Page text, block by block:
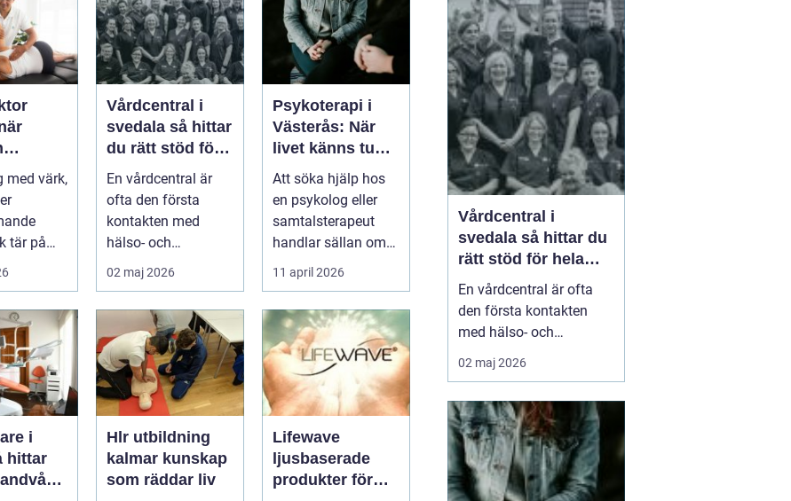
med värk,
tär på
Vårdcentral i
svedala så hittar
du rätt stöd för
hela familjen
En vårdcentral är
ofta den första
kontakten med
hälso- och
sjukvården. För
handlar v...
02 maj 2026
Psykoterapi i
Västerås: När
livet känns tungt
och du behöver
prata med
någon
Att söka hjälp hos
en psykolog eller
samtalsterapeut
handlar sällan om
att vara svag....
11 april 2026
i
Hlr utbildning
kalmar kunskap
som räddar liv
Lifewave
ljusbaserade
produkter för
går nog över. Ofta gör
det inte det. En
legitimerad kiropraktor
kan hjälpa kroppen att
återfå rörlighet, minska
smä...
Vårdcentral i
svedala så hittar du
rätt stöd för hela
familjen
En vårdcentral är ofta
den första kontakten
med hälso- och
sjukvården. För många i
Svedala handlar valet
plats där både barn,
vuxna och äldre får hjälp
under samma tak. I en
tid med högt tempo och
02 maj 2026